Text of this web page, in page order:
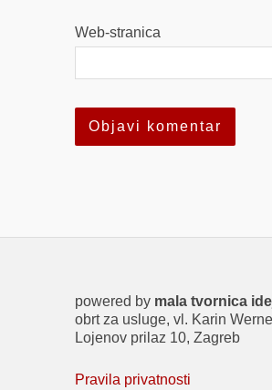
Web-stranica
powered by mala tvornica
obrt za usluge, vl. Karin
Lojenov prilaz 10, Zagreb
Pravila privatnosti